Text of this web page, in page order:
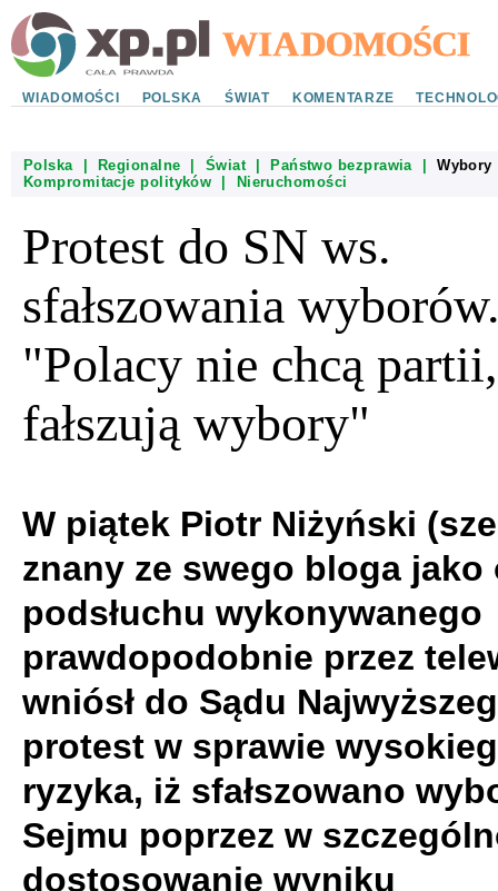
WIADOMOŚCI POLSKA ŚWIAT KOMENTARZE
Polska| Regionalne Świat| Państwo bezprawia|Wybory
Kompromitacje polityków
Nieruchomości
Protest do SN ws.
sfałszowania
"Polacy nie chcą
fałszują wybory"
W piątek Piotr Niżyński
znany ze swego bloga jako
podsłuchu wykonywanego
prawdopodobnie przez
wniósł do Sądu
protest w sprawie
ryzyka, iż sfałszowano
Sejmu poprzez w
dostosowanie wyniku